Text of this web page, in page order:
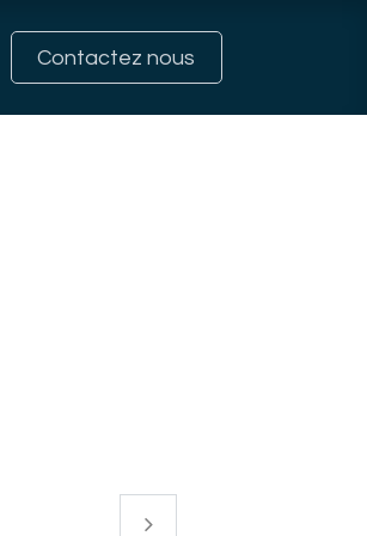
Contactez nous